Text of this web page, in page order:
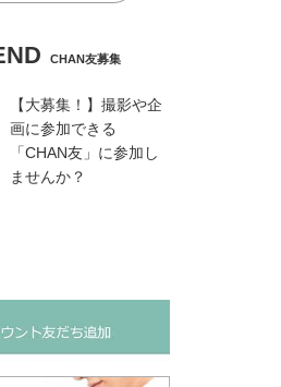
CHAN友募集
【大募集！】撮影や企
画に参加できる
「CHAN友」に参加し
ませんか？